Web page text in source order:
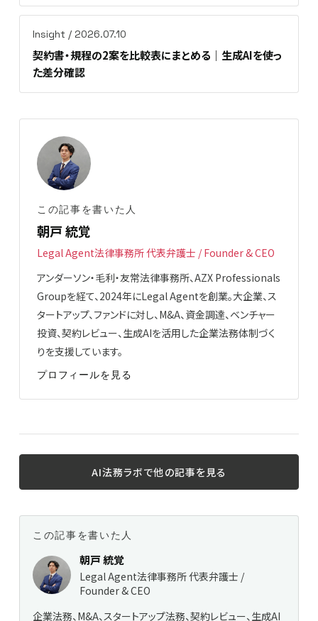
Insight / 2026.07.10
契約書・規程の2案を比較表にまとめる｜生成AIを使っ
た差分確認
この記事を書いた人
朝戸 統覚
Legal Agent法律事務所 代表弁護士 / Founder & CEO
アンダーソン・毛利・友常法律事務所、AZX Professionals
Groupを経て、2024年にLegal Agentを創業。大企業、ス
タートアップ、ファンドに対し、M&A、資金調達、ベンチャー
投資、契約レビュー、生成AIを活用した企業法務体制づく
りを支援しています。
プロフィールを見る
AI法務ラボで他の記事を見る
この記事を書いた人
朝戸 統覚
Legal Agent法律事務所 代表弁護士 /
Founder & CEO
企業法務、M&A、スタートアップ法務、契約レビュー、生成AI